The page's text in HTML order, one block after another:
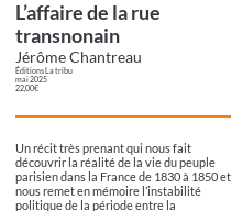
L’affaire de la rue
transnonain
Jérôme Chantreau
Éditions La tribu
mai 2025
22,00€
Un récit très prenant qui nous fait
découvrir la réalité de la vie du peuple
parisien dans la France de 1830 à 1850 et
nous remet en mémoire l’instabilité
politique de la période entre la